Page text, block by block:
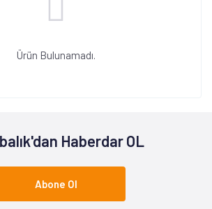
Ürün Bulunamadı.
Haberdar OL
Abone Ol